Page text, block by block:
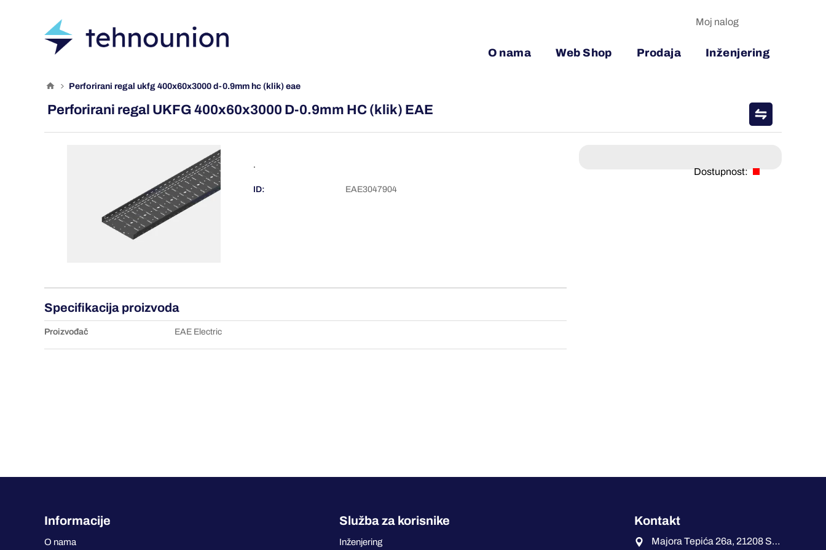
O nama Web Shop Prodaja Inženjering
Moj nalog
perforirani regal ukfg 400x60x3000 d-0.9mm hc (klik) eae
Perforirani regal UKFG 400x60x3000 D-0.9mm HC (klik) EAE
.
ID: EAE3047904
Dostupnost:
Specifikacija proizvoda
Proizvođač EAE Electric
Informacije
O nama
Služba za korisnike
Inženjering
Kontakt
Majora Tepića 26a, 21208 Sremska Kamenica